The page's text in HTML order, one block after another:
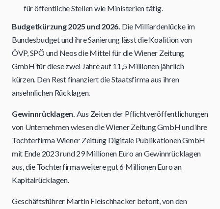
für öffentliche Stellen wie Ministerien tätig.
Budgetkürzung 2025 und 2026. Die Milliardenlücke im
Bundesbudget und ihre Sanierung lässt die Koalition von
ÖVP, SPÖ und Neos die Mittel für die Wiener Zeitung
GmbH für diese zwei Jahre auf 11,5 Millionen jährlich
kürzen. Den Rest finanziert die Staatsfirma aus ihren
ansehnlichen Rücklagen.
Gewinnrücklagen. Aus Zeiten der Pflichtveröffentlichungen
von Unternehmen wiesen die Wiener Zeitung GmbH und ihre
Tochterfirma Wiener Zeitung Digitale Publikationen GmbH
mit Ende 2023 rund 29 Millionen Euro an Gewinnrücklagen
aus, die Tochterfirma weitere gut 6 Millionen Euro an
Kapitalrücklagen.
Geschäftsführer Martin Fleischhacker betont, von den